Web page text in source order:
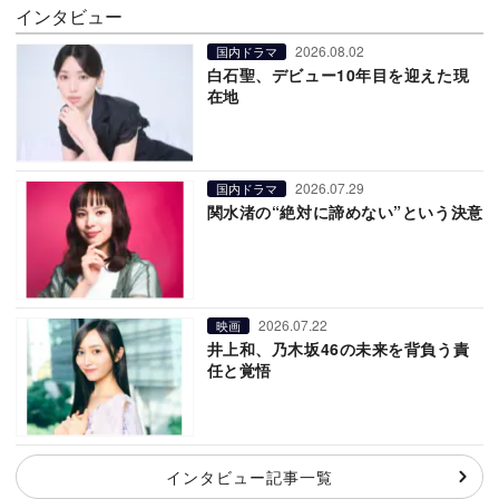
インタビュー
国内ドラマ 2026.08.02
白石聖、デビュー10年目を迎えた現
在地
国内ドラマ 2026.07.29
関水渚の“絶対に諦めない”という決意
映画 2026.07.22
井上和、乃木坂46の未来を背負う責
任と覚悟
インタビュー記事一覧